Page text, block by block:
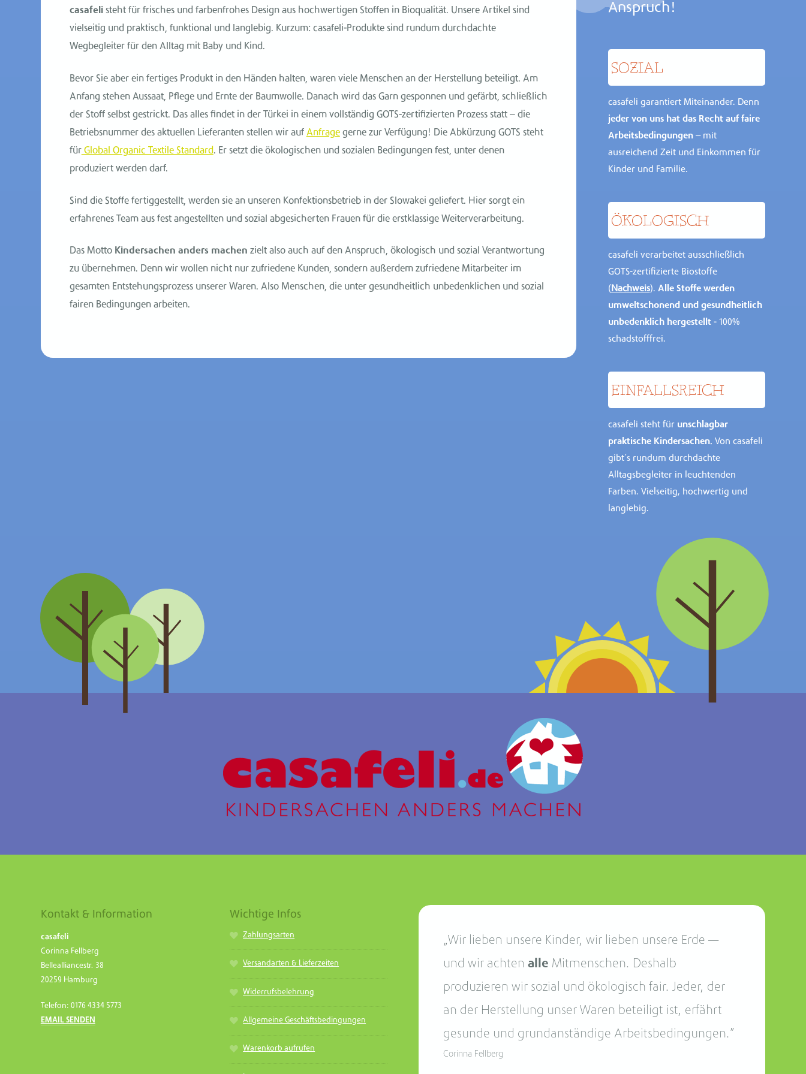
casafelisteht für frisches und farbenfrohes Design aus hochwertigen Stoffen in Bioqualität. Unsere Artikel sind
vielseitig und praktisch, funktional und langlebig. Kurzum: casafeli-Produkte sind rundum durchdachte
Wegbegleiter für den Alltag mit Baby und Kind.
Bevor Sie aber ein fertiges Produkt in den Händen halten, waren viele Menschen an der Herstellung beteiligt. Am
Anfang stehen Aussaat, Pflege und Ernte der Baumwolle. Danach wird das Garn gesponnen und gefärbt, schließlich
der Stoff selbst gestrickt. Das alles findet in der Türkei in einem vollständig GOTS-zertifizierten Prozess statt – die
Betriebsnummer des aktuellen Lieferanten stellen wir auf Anfragegerne zur Verfügung! Die Abkürzung GOTS steht
fürGlobal Organic Textile Standard. Er setzt die ökologischen und sozialen Bedingungen fest, unter denen
produziert werden darf.
Sind die Stoffe fertiggestellt, werden sie an unseren Konfektionsbetrieb in der Slowakei geliefert. Hier sorgt ein
erfahrenes Team aus fest angestellten und sozial abgesicherten Frauen für die erstklassige Weiterverarbeitung.
Das Motto Kindersachen anders machen zielt also auch auf den Anspruch, ökologisch und sozial Verantwortung
zu übernehmen. Denn wir wollen nicht nur zufriedene Kunden, sondern außerdem zufriedene Mitarbeiter im
gesamten Entstehungsprozess unserer Waren. Also Menschen, die unter gesundheitlich unbedenklichen und sozial
fairen Bedingungen arbeiten.
Anspruch!
SOZIAL
casafeli garantiert Miteinander. Denn
jeder von uns hat das Recht auf faire
Arbeitsbedingungen– mit
ausreichend Zeit und Einkommen für
Kinder und Familie.
ÖKOLO­GISCH
casafeli verarbeitet ausschließlich
GOTS-zertifizierte Biostoffe
(Nachweis). Alle Stoffe werden
umweltschonend und gesundheitlich
unbedenklich hergestellt- 100%
schadstofffrei.
EINFALLS­REICH
casafeli steht für unschlagbar
praktische Kindersachen. Von casafeli
gibt´s rundum durchdachte
Alltagsbegleiter in leuchtenden
Farben. Vielseitig, hochwertig und
langlebig.
Kontakt & Information
casafeli
Corinna Fellberg
Bellealliancestr. 38
20259 Hamburg
Telefon: 0176 4334 5773
EMAIL SENDEN
Wichtige Infos
Zahlungsarten
Versandarten & Lieferzeiten
Widerrufsbelehrung
Allgemeine Geschäftsbedingungen
Warenkorb aufrufen
„Wir lieben unsere Kinder, wir lieben unsere Erde —
und wir achtenalle Mitmenschen. Deshalb
produzieren wir sozial und ökologisch fair. Jeder, der
an der Herstellung unser Waren beteiligt ist, erfährt
gesunde und grundanständige Arbeitsbedingungen.”
Corinna Fellberg